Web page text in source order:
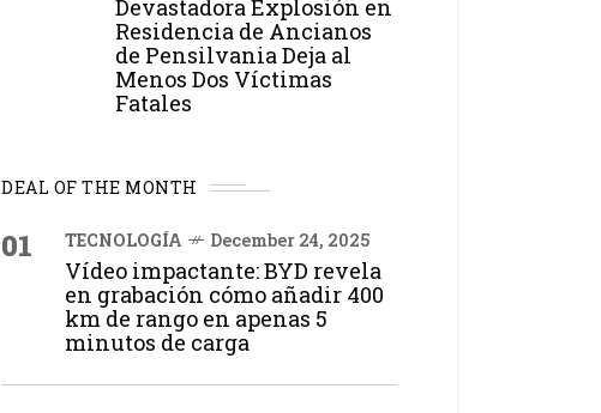
Devastadora Explosión en
Residencia de Ancianos
de Pensilvania Deja al
Menos Dos Víctimas
Fatales
DEAL OF THE MONTH
01 TECNOLOGÍA December 24, 2025
Vídeo impactante: BYD revela
en grabación cómo añadir 400
km de rango en apenas 5
minutos de carga